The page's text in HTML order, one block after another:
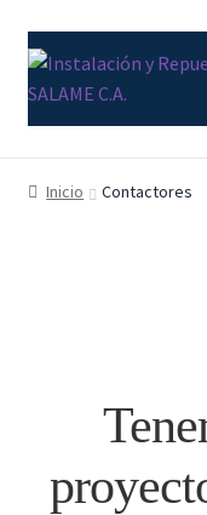
Inicio
Finalizar compra
Mi cuenta
Inicio Contactores